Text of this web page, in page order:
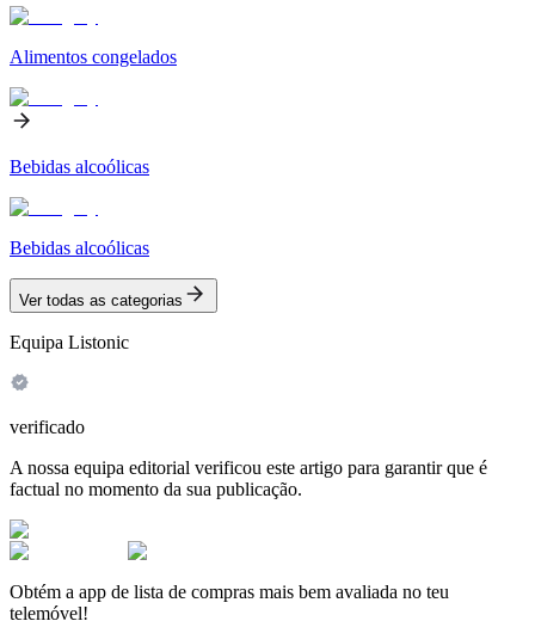
Alimentos congelados
Bebidas alcoólicas
Bebidas alcoólicas
Ver todas as categorias
Equipa Listonic
verificado
A nossa equipa editorial verificou este artigo para garantir que é
factual no momento da sua publicação.
Obtém a app de lista de compras mais bem avaliada no teu
telemóvel!